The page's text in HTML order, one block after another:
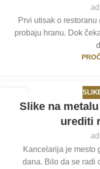
Prvi utisak o
probaju hranu. Dok
Slike na
urediti
Kancelarija je mesto
dana. Bilo da se radi